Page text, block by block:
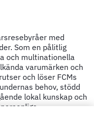
med
Som en pålitlig
och multinationella
varumärken och
och löser FCMs
behov, stödd
lokal kunskap och